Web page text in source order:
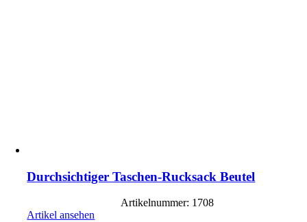
Durchsichtiger Taschen-Rucksack Beutel
Artikelnummer: 1708
Artikel ansehen